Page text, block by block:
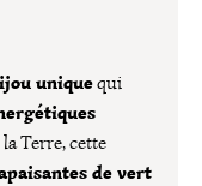
uniquequi
Terre, cette
de vert